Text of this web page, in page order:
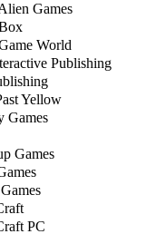
Games
World
Publishing
Yellow
Games
Games
PC